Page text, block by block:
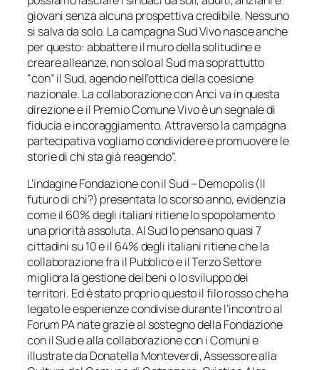
giovani senza alcuna prospettiva credibile. Nessuno
si salva da solo. La campagna Sud Vivo nasce anche
per questo: abbattere il muro della solitudine e
creare alleanze, non solo al Sud ma soprattutto
“con” il Sud, agendo nell’ottica della coesione
nazionale. La collaborazione con Anci va in questa
direzione e il Premio Comune Vivo è un segnale di
fiducia e incoraggiamento. Attraverso la campagna
partecipativa vogliamo condividere e promuovere le
storie di chi sta già reagendo”.
L’indagine Fondazione con il Sud – Demopolis (Il
futuro di chi?) presentata lo scorso anno, evidenzia
come il 60% degli italiani ritiene lo spopolamento
una priorità assoluta. Al Sud lo pensano quasi 7
cittadini su 10 e il 64% degli italiani ritiene che la
collaborazione fra il Pubblico e il Terzo Settore
migliora la gestione dei beni o lo sviluppo dei
territori. Ed è stato proprio questo il filo rosso che ha
legato le esperienze condivise durante l’incontro al
Forum PA nate grazie al sostegno della Fondazione
con il Sud e alla collaborazione con i Comuni e
illustrate da Donatella Monteverdi, Assessore alla